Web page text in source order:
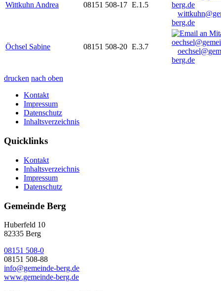
Wittkuhn Andrea 08151 508-17 E.1.5
berg.de
Öchsel Sabine 08151 508-20 E.3.7
berg.de
drucken nach oben
Kontakt
Impressum
Datenschutz
Inhaltsverzeichnis
Quicklinks
Kontakt
Inhaltsverzeichnis
Impressum
Datenschutz
Gemeinde Berg
Huberfeld 10
82335 Berg
08151 508-0
08151 508-88
info@gemeinde-berg.de
www.gemeinde-berg.de